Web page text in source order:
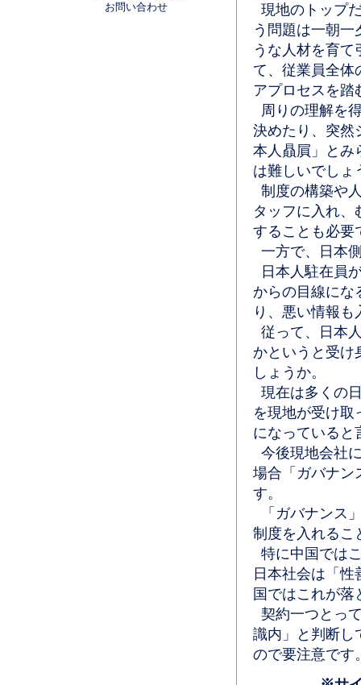
お問い合わせ
現地のトップ
う問題は一朝
うな人材を育
て、従業員全体
アプロセスを踏
周りの理解を
決めたり、突然
本人贔屓」とみ
は難しいでしょ
制度の構築や
タッフに入れ、
することも必要
一方で、日本
日本人駐在員
からの目線にな
り、悪い情報
従って、日本
かというと受け
しょうか。
現在は多くの
を現地が受け取
になっていると
今後現地会社
場合「ガバナン
す。
「ガバナンス
制度を入れるこ
特に中国では
日本社会は「
国ではこれが落
契約一つとっ
識内」と判断し
ので要注意です